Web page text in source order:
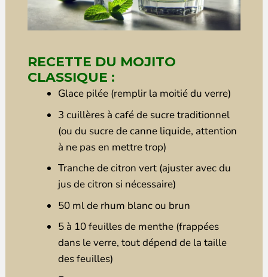
RECETTE DU MOJITO
CLASSIQUE :
Glace pilée (remplir la moitié du verre)
3 cuillères à café de sucre traditionnel
(ou du sucre de canne liquide, attention
à ne pas en mettre trop)
Tranche de citron vert (ajuster avec du
jus de citron si nécessaire)
50 ml de rhum blanc ou brun
5 à 10 feuilles de menthe (frappées
dans le verre, tout dépend de la taille
des feuilles)